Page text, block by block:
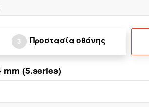
3 Προστασία οθόνης
mm (5.series)